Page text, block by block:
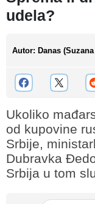
udela?
Autor: Danas
Ukoliko
od kupovine
Srbije,
Dubravka
Srbija u tom